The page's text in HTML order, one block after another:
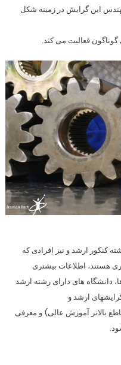
این گرایش در زمینه شکل
فعالیت می کند.
کنکور ارشد و نیز افرادی که
هستند، اطلاعات بیشتری
دانشگاه های دارای رشته ارشد
ارشد و
بالاتر آموزش عالی) و معرفی